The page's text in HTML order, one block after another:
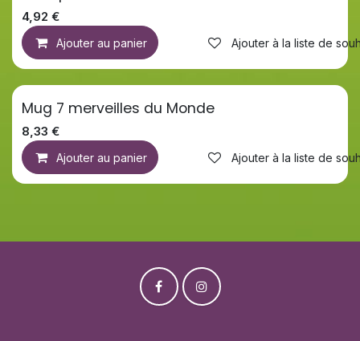
4,92 €
Ajouter au panier Ajouter à la liste de
Mug 7 merveilles du Monde
8,33 €
Ajouter au panier Ajouter à la liste de